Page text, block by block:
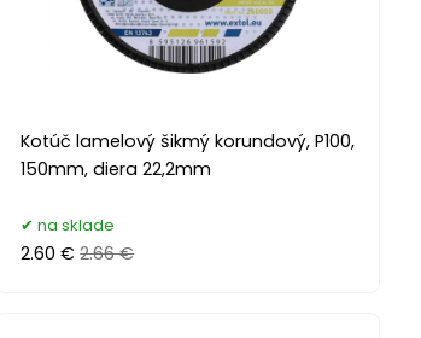
Kotúč lamelový šikmý korundový, P100,
150mm, diera 22,2mm
na sklade
2.60 € 2.66 €